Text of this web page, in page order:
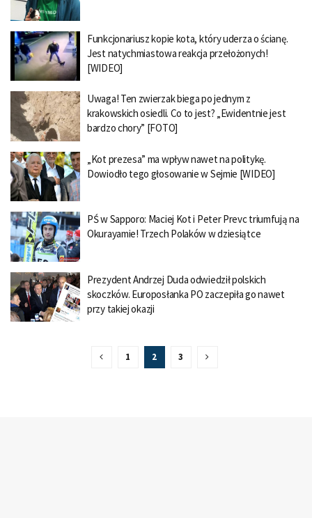
Funkcjonariusz kopie kota, który uderza o ścianę.
Jest natychmiastowa reakcja przełożonych!
[WIDEO]
Uwaga! Ten zwierzak biega po jednym z
krakowskich osiedli. Co to jest? „Ewidentnie jest
bardzo chory” [FOTO]
„Kot prezesa” ma wpływ nawet na politykę.
Dowiodło tego głosowanie w Sejmie [WIDEO]
PŚ w Sapporo: Maciej Kot i Peter Prevc triumfują na
Okurayamie! Trzech Polaków w dziesiątce
Prezydent Andrzej Duda odwiedził polskich
skoczków. Europosłanka PO zaczepiła go nawet
przy takiej okazji
1 2 3